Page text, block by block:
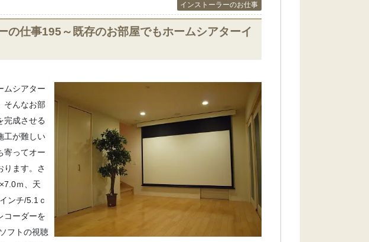
インストーラーのお仕事
の仕事195～既存のお部屋でもホームシアターイ
ムシアター
そんなお部
完成させる
工が難しい
寄ってオー
ります。さ
ｍ、天
ンチ/5.1ｃ
コーダーを
フトの視聴